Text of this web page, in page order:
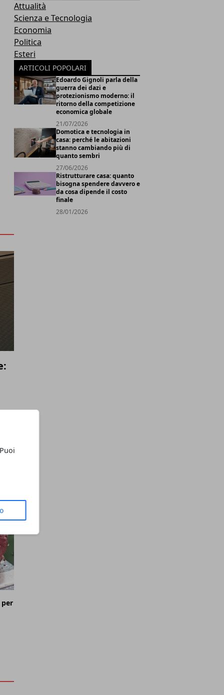
Attualità
Scienza e Tecnologia
Economia
Politica
Esteri
ARTICOLI POPOLARI
Edoardo Gignoli parla della
guerra dei dazi e
protezionismo moderno: il
ritorno della competizione
economica globale
21/07/2026
Domotica e tecnologia in
casa: perché le abitazioni
stanno cambiando più di
quanto sembri
27/06/2026
Ristrutturare casa: quanto
bisogna spendere davvero e
da cosa dipende il costo
finale
28/01/2026